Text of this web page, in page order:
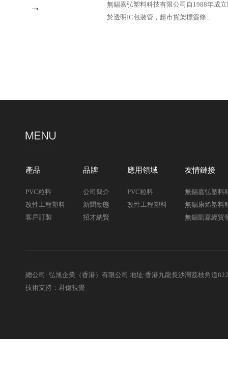
→
無錫嘉弘塑料科技有限公司自1988年成
於透明IC包裝管，超市貨架標簽條...
產品
PVC粒料
改性工程塑料
客戶訂製
品牌
公司簡介
新聞動態
招才納賢
應用領域
PVC粒料
改性工程塑料
友情鏈接
無錫嘉弘塑料
無錫康烯塑料
無錫凱嘉經貿
總公司: 弘旭企業（香港）有限公司 地址:香港九龍長沙灣荔枝角道
技術支持：君億視覺